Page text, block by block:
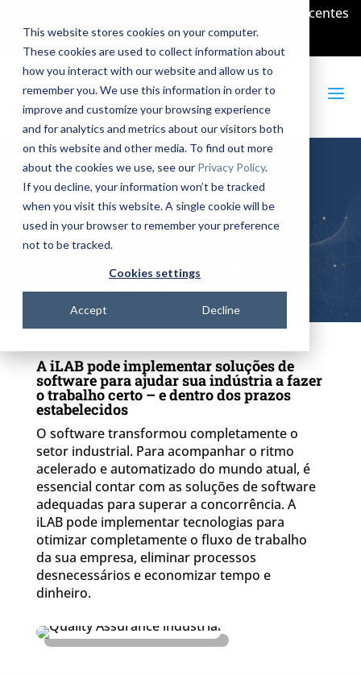
This website stores cookies on your computer.
These cookies are used to collect information about
how you interact with our website and allow us to
remember you. We use this information in order to
improve and customize your browsing experience
and for analytics and metrics about our visitors both
on this website and other media. To find out more
about the cookies we use, see our Privacy Policy.
If you decline, your information won’t be tracked
when you visit this website. A single cookie will be
used in your browser to remember your preference
not to be tracked.
Cookies settings
Accept Decline
Amplie sua expertise com nossos cursos mais recentes
English
a
Quality Assurance de
Software para o Setor
Industrial
Competir e prosperar no mundo atual,
A iLAB pode implementar soluções de
software para ajudar sua indústria a fazer
o trabalho certo – e dentro dos prazos
estabelecidos
O software transformou completamente o
setor industrial. Para acompanhar o ritmo
acelerado e automatizado do mundo atual, é
essencial contar com as soluções de software
adequadas para superar a concorrência. A
iLAB pode implementar tecnologias para
otimizar completamente o fluxo de trabalho
da sua empresa, eliminar processos
desnecessários e economizar tempo e
dinheiro.